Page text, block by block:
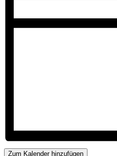
Zum Kalender hinzufügen